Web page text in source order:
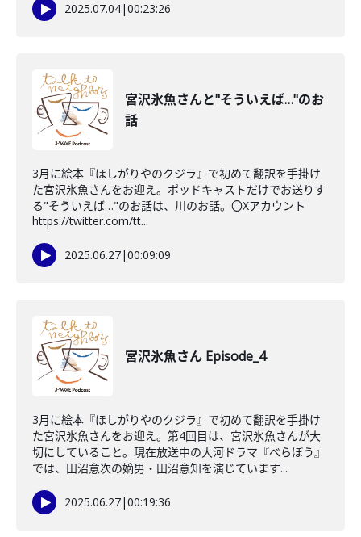
2025.07.04|00:23:26
宮沢氷魚さんと"そういえば…"のお
話
3月に絵本『ほしがりやのクジラ』で初めて翻訳を手掛け
た宮沢氷魚さんをお迎え。ポッドキャストだけでお送りす
る"そういえば…"のお話は、川のお話。〇Xアカウント
https://twitter.com/tt...
2025.06.27|00:09:09
宮沢氷魚さん Episode_4
3月に絵本『ほしがりやのクジラ』で初めて翻訳を手掛け
た宮沢氷魚さんをお迎え。第4回目は、宮沢氷魚さんが大
切にしていること。現在放送中の大河ドラマ『べらぼう』
では、田沼意次の嫡男・田沼意知を演じています...
2025.06.27|00:19:36